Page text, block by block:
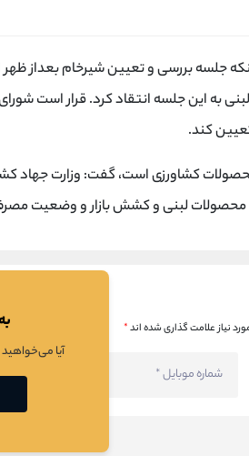
جلسه بررسی و تعیین شیرخام بعداز ظهر
به این جلسه انتقاد کرد. قرار است
کند.
محصولات کشاورزی است، گفت: وزارت جهاد
محصولات لبنی و کشش بازار و وضعیت
نیاز علامت گذاری شده اند*
آیا می‌خواهید